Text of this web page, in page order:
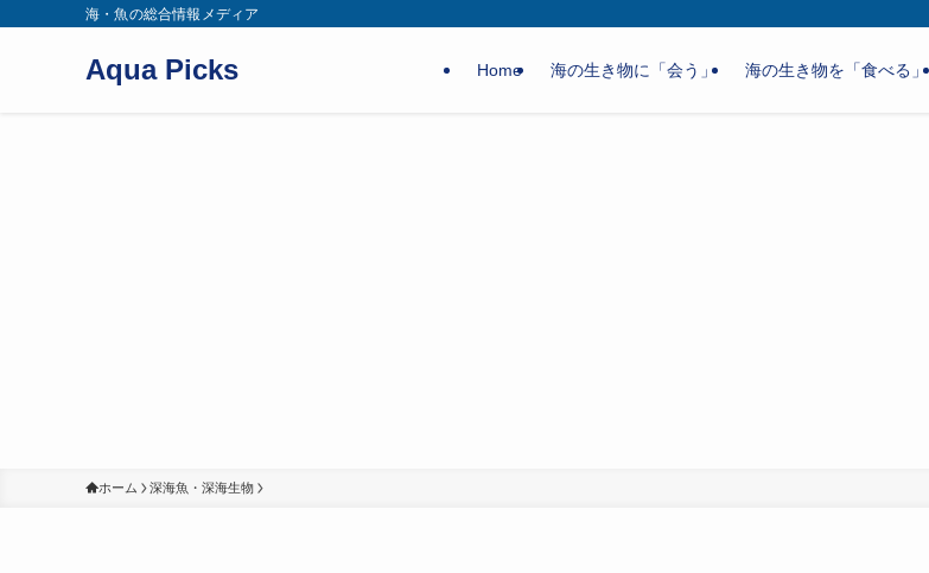
海・魚の総合情報メディア
Aqua Picks Home 海の生き物に「会う」 海の生き物を「食べる」
ホーム 深海魚・深海生物